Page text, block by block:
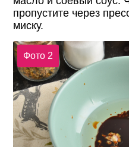
пропустите через
миску.
Фото 2